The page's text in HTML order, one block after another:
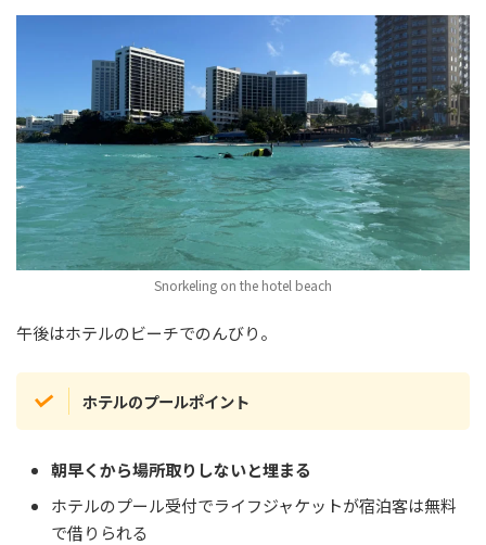
Snorkeling on the hotel beach
午後はホテルのビーチでのんびり。
ホテルのプールポイント
朝早くから場所取りしないと埋まる
ホテルのプール受付でライフジャケットが宿泊客は無料
で借りられる